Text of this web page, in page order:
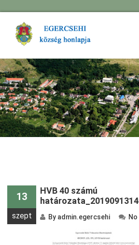
13
szept
HVB 40 számú
By admin.egercsehi